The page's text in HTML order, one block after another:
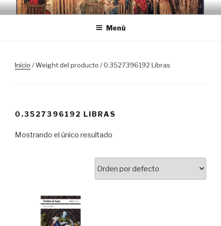
Saltar
al
Menú
Inicio / Weight del producto / 0.3527396192 Libras
0.3527396192 LIBRAS
Mostrando el único resultado